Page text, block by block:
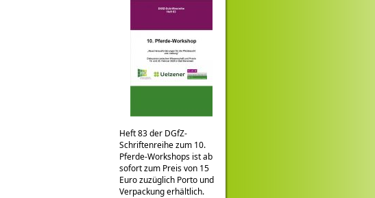
Heft 83 der DGfZ-
Schriftenreihe zum 10.
Pferde-Workshops ist ab
sofort zum Preis von 15
Euro zuzüglich Porto und
Verpackung erhältlich.